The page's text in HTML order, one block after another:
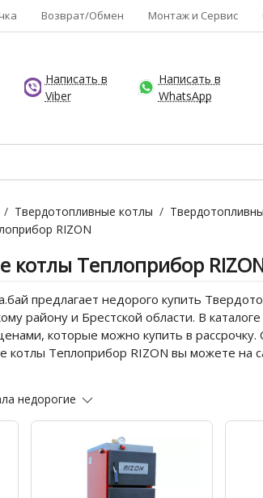
Возврат/Обмен Монтаж и Сервис
Написать в
Viber
Написать в
WhatsApp
/ Твердотопливные котлы /
RIZON
котлы Теплоприбор
предлагает недорого купить
району и Брестской области. В
которые можно купить в
котлы Теплоприбор RIZON вы можете на
недорогие